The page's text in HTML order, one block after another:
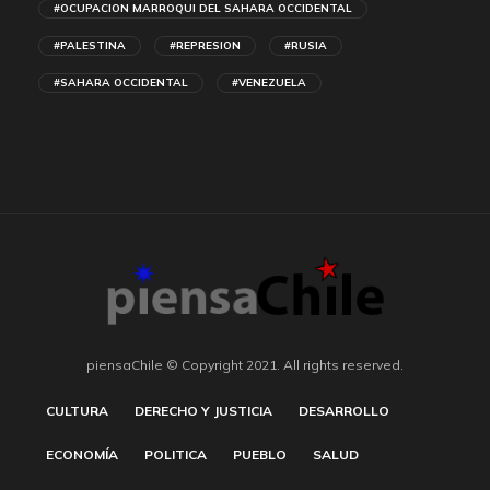
#OCUPACION MARROQUI DEL SAHARA OCCIDENTAL
#PALESTINA #REPRESION #RUSIA
#SAHARA OCCIDENTAL #VENEZUELA
piensaChile © Copyright 2021. All rights reserved.
CULTURA DERECHO Y JUSTICIA DESARROLLO
ECONOMÍA POLITICA PUEBLO SALUD